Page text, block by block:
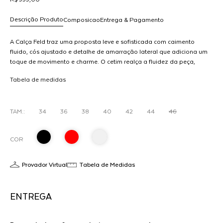
Composicao
Descrição Produto Entrega & Pagamento
A Calça Feld traz uma proposta leve e sofisticada com caimento
fluido, cós ajustado e detalhe de amarração lateral que adiciona um
toque de movimento e charme. O cetim realça a fluidez da peça,
estruturadas ou tops delicados.
Tabela de medidas
TAM.: 34 36 38 40 42 44 46
COR
Provador Virtual Tabela de Medidas
ENTREGA